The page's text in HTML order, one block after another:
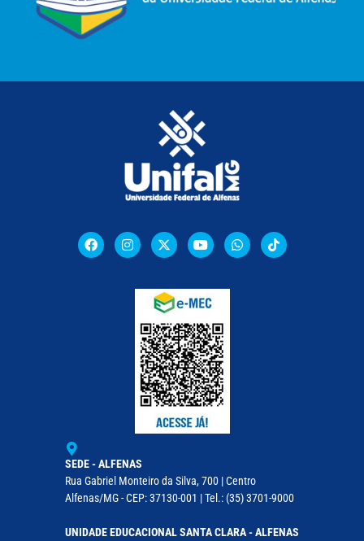
SEDE - ALFENAS
Rua Gabriel Monteiro da Silva, 700 | Centro
Alfenas/MG - CEP: 37130-001 | Tel.: (35) 3701-9000
UNIDADE EDUCACIONAL SANTA CLARA - ALFENAS